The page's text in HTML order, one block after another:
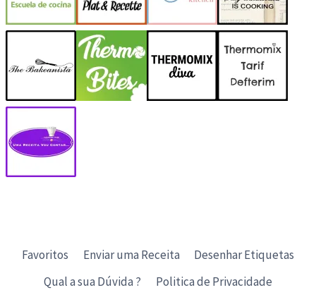
Favoritos Enviar uma Receita
Desenhar Etiquetas
Qual a sua Dúvida ?
Politica de Privacidade